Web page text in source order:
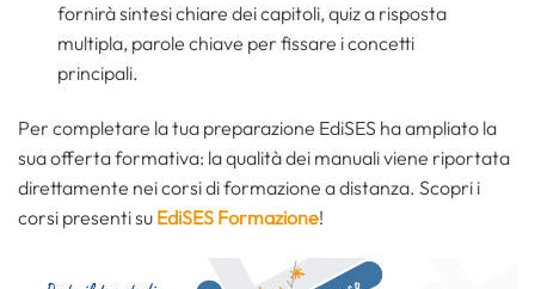
fornirà sintesi chiare dei capitoli, quiz a risposta
multipla, parole chiave per fissare i concetti
principali.
Per completare la tua preparazione EdiSES ha ampliato la
sua offerta formativa: la qualità dei manuali viene riportata
direttamente nei corsi di formazione a distanza. Scopri i
corsi presenti su EdiSES Formazione!